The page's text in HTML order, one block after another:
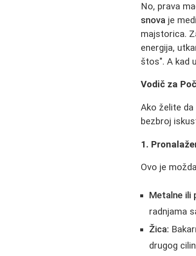
No, prava
snova je
majstorica.
energija,
štos". A kad
Vodič za
Ako želite
bezbroj
1.
Ovo je
Metalne ili
radnjama
Žica:
drugog